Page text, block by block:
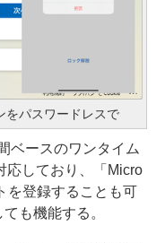
をパスワードレスで
ベースのワンタイム
応しており、「Micro
を登録することも可
も機能する。